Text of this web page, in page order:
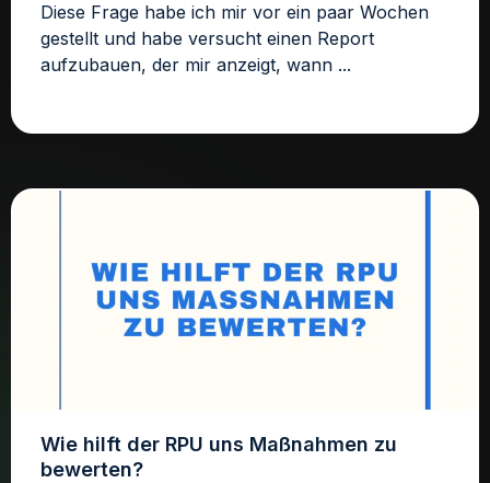
Diese Frage habe ich mir vor ein paar Wochen
gestellt und habe versucht einen Report
aufzubauen, der mir anzeigt, wann ...
Wie hilft der RPU uns Maßnahmen zu
bewerten?